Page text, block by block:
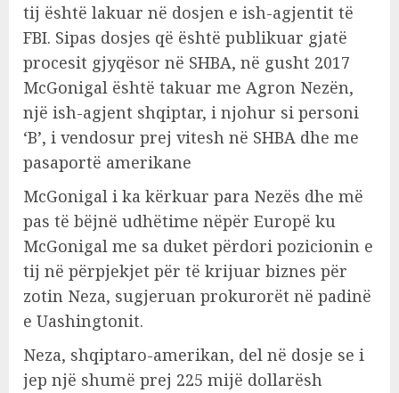
tij është lakuar në dosjen e ish-agjentit të
FBI. Sipas dosjes që është publikuar gjatë
procesit gjyqësor në SHBA, në gusht 2017
McGonigal është takuar me Agron Nezën,
një ish-agjent shqiptar, i njohur si personi
‘B’, i vendosur prej vitesh në SHBA dhe me
pasaportë amerikane
McGonigal i ka kërkuar para Nezës dhe më
pas të bëjnë udhëtime nëpër Europë ku
McGonigal me sa duket përdori pozicionin e
tij në përpjekjet për të krijuar biznes për
zotin Neza, sugjeruan prokurorët në padinë
e Uashingtonit.
Neza, shqiptaro-amerikan, del në dosje se i
jep një shumë prej 225 mijë dollarësh